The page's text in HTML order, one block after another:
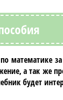
математике за
а так же
будет